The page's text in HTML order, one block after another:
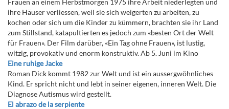
Frauen an einem Herbstmorgen 1975 ihre Arbeit niederlegten und
ihre Häuser verliessen, weil sie sich weigerten zu arbeiten, zu
kochen oder sich um die Kinder zu kümmern, brachten sie ihr Land
zum Stillstand, katapultierten es jedoch zum «besten Ort der Welt
für Frauen». Der Film darüber, «Ein Tag ohne Frauen», ist lustig,
witzig, provokativ und enorm konstruktiv. Ab 5. Juni im Kino
Eine ruhige Jacke
Roman Dick kommt 1982 zur Welt und ist ein aussergwöhnliches
Kind. Er spricht nicht und lebt in seiner eigenen, inneren Welt. Die
Diagnose Autismus wird gestellt.
El abrazo de la serpiente